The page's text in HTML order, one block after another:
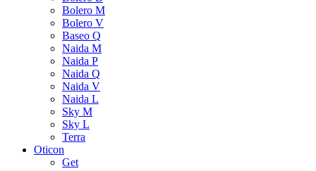
Bolero M
Bolero V
Baseo Q
Naida M
Naida P
Naida Q
Naida V
Naida L
Sky M
Sky L
Terra
Oticon
Get